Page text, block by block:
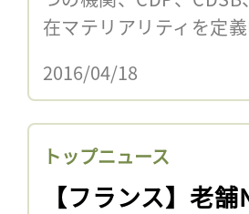
在マテリアリティを定
2016/04/18
トップニュース
【フランス】老